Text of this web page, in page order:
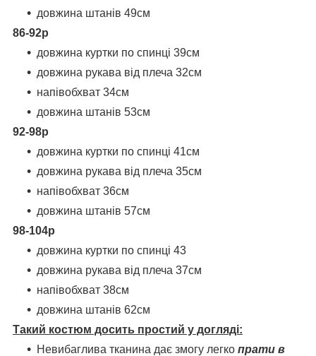
довжина штанів 49см
86-92р
довжина куртки по спинці 39см
довжина рукава від плеча 32см
напівобхват 34см
довжина штанів 53см
92-98р
довжина куртки по спинці 41см
довжина рукава від плеча 35см
напівобхват 36см
довжина штанів 57см
98-104р
довжина куртки по спинці 43
довжина рукава від плеча 37см
напівобхват 38см
довжина штанів 62см
Такий костюм досить простий у догляді:
Невибаглива тканина дає змогу легко прати в